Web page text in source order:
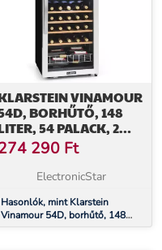
VINAMOUR
BORHŰTŐ, 148
54 PALACK, 2
ROZSDAMENTES
290 Ft
ElectronicStar
Hasonlók, mint Klarstein
Vinamour 54D, borhűtő, 148
liter, 54 palack, 2 zóna,